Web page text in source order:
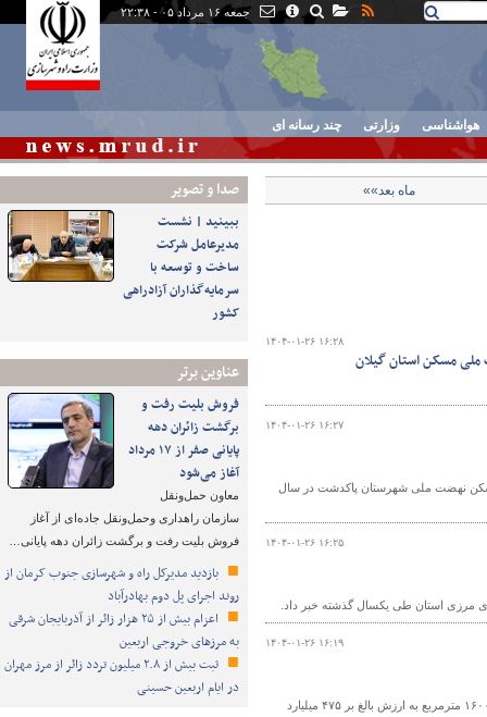
جمعه ۱۶ مرداد ۰۵ - ۲۲:۳۸
هواشناسی وزارتی چند رسانه ای
صدا و تصوير
ببینید | نشست
مدیرعامل شرکت
ساخت و توسعه با
سرمایه‌گذاران آزادراهی
کشور
عناوین برتر
فروش بلیت رفت و
برگشت زائران دهه
پایانی صفر از ۱۷ مرداد
آغاز می‌شود
معاون حمل‌ونقل
سازمان راهداری وحمل‌ونقل جاده‌ای از آغاز
فروش بلیت رفت و برگشت زائران دهه پایانی…
بازدید مدیرکل راه و شهرسازی جنوب کرمان از
روند اجرای پل دوم بهادرآباد
اعزام بیش از ۲۵ هزار زائر از آذربایجان شرقی
به مرزهای خروجی اربعین
ثبت بیش از ۲.۸ میلیون تردد زائر از مرز مهران
در ایام اربعین حسینی
ماه بعد»»
۱۴۰۴-۰۱-۲۶ ۱۶:۲۸
ملی مسکن استان گیلان
۱۴۰۴-۰۱-۲۶ ۱۶:۲۷
استان تهران گفت: با وجود مشکلات متعدد، تحویل ۶۳۰ واحد مسکن نهضت ملی شهرستان پاکدشت در سال
۱۴۰۴-۰۱-۲۶ ۱۶:۲۵
مرزی استان طی یکسال گذشته خبر داد.
۱۴۰۴-۰۱-۲۶ ۱۶:۱۹
مدیرکل راه و شهرسازی خراسان رضوی از خلع‌ید و رفع تصرف اراضی ملی به مساحت ۱۶۰۰ مترمربع به ارزش بالغ بر ۴۷۵ میلیارد